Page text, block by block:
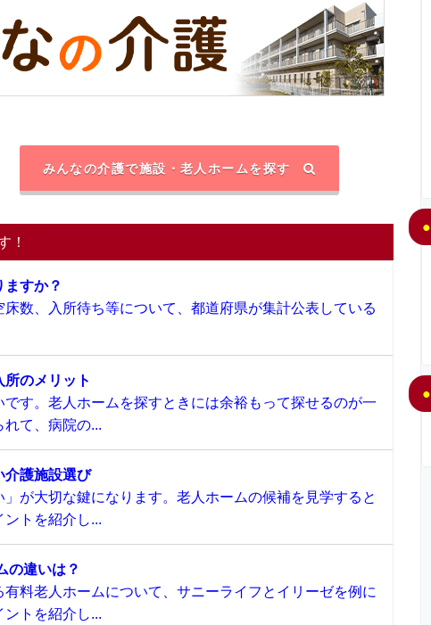
みんなの介護で施設・老人ホームを探す
！
すか？
数、入所待ち等について、都道府県が集計公表している
のメリット
す。老人ホームを探すときには余裕もって探せるのが一
て、病院の...
介護施設選び
が大切な鍵になります。老人ホームの候補を見学すると
トを紹介し...
の違いは？
料老人ホームについて、サニーライフとイリーゼを例に
トを紹介し...